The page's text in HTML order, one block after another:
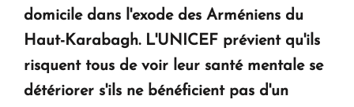
KASA : 30 ans d'audace, de résilience et d'avenir
en Arménie
Le premier hôtel Hyatt Regency d'Arménie
domicile dans l'exode des Arméniens du
Haut-Karabagh. L'UNICEF prévient qu'ils
risquent tous de voir leur santé mentale se
détériorer s'ils ne bénéficient pas d'un